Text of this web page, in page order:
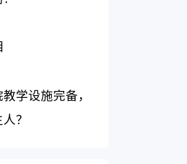
学设施完备，
？